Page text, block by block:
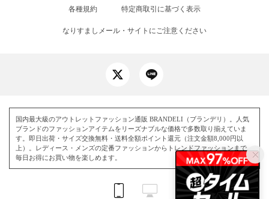
各種規約 特定商取引に基づく表示
なりすましメール・サイトにご注意ください
国内最大級のアウトレットファッション通販 BRANDELI（ブランデリ）。人気
ブランドのファッションアイテムをリーズナブルな価格で多数取り揃えていま
す。即日出荷・サイズ交換無料・送料全額ポイント還元（注文金額8,000円以
上）。レディース・メンズの定番ファッションからトレンドファッションまで、
毎日お得にお買い物を楽しめます。